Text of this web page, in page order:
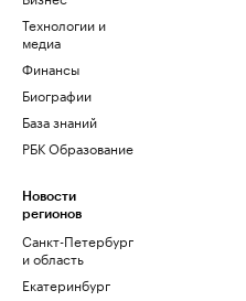
Технологии и
медиа
Финансы
Биографии
База знаний
РБК Образование
Новости
регионов
Санкт-Петербург
и область
Екатеринбург